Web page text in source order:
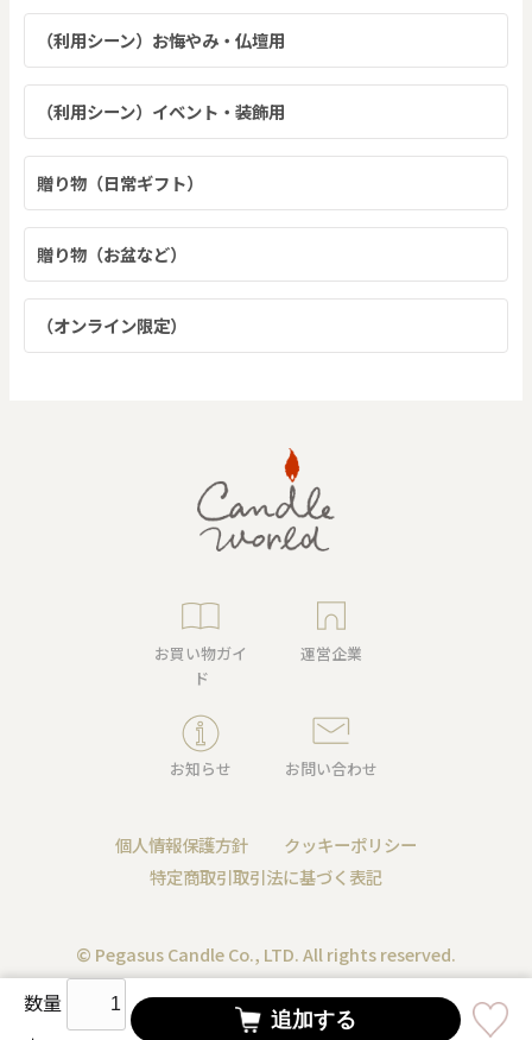
数量
追加する
（利用シーン）お悔やみ・仏壇用
（利用シーン）イベント・装飾用
贈り物（日常ギフト）
贈り物（お盆など）
（オンライン限定）
お買い物ガイ
ド
運営企業
お知らせ お問い合わせ
個人情報保護方針
クッキーポリシー
特定商取引取引法に基づく表記
© Pegasus Candle Co., LTD. All rights reserved.